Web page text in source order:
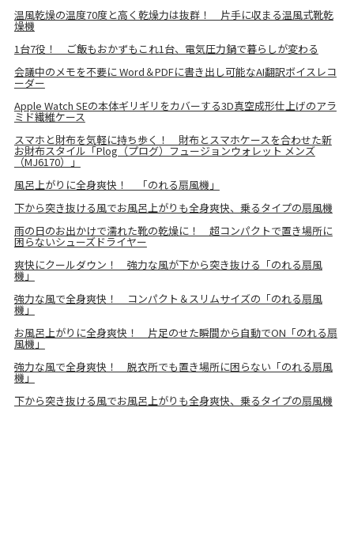
温風乾燥の温度70度と高く乾燥力は抜群！ 片手に収まる温風式靴乾
燥機
1台7役！ ご飯もおかずもこれ1台、電気圧力鍋で暮らしが変わる
会議中のメモを不要に Word＆PDFに書き出し可能なAI翻訳ボイスレコ
ーダー
Apple Watch SEの本体ギリギリをカバーする3D真空成形仕上げのアラ
ミド繊維ケース
スマホと財布を気軽に持ち歩く！ 財布とスマホケースを合わせた新
お財布スタイル「Plog（プログ）フュージョンウォレット メンズ
（MJ6170）」
風呂上がりに全身爽快！ 「のれる扇風機」
下から突き抜ける風でお風呂上がりも全身爽快、乗るタイプの扇風機
雨の日のお出かけで濡れた靴の乾燥に！ 超コンパクトで置き場所に
困らないシューズドライヤー
爽快にクールダウン！ 強力な風が下から突き抜ける「のれる扇風
機」
強力な風で全身爽快！ コンパクト＆スリムサイズの「のれる扇風
機」
お風呂上がりに全身爽快！ 片足のせた瞬間から自動でON「のれる扇
風機」
強力な風で全身爽快！ 脱衣所でも置き場所に困らない「のれる扇風
機」
下から突き抜ける風でお風呂上がりも全身爽快、乗るタイプの扇風機